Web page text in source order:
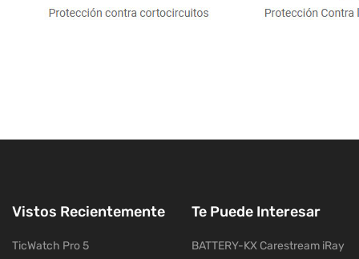
Vistos Recientemente
TicWatch Pro 5
Te Puede Interesar
BATTERY-KX Carestream iRay